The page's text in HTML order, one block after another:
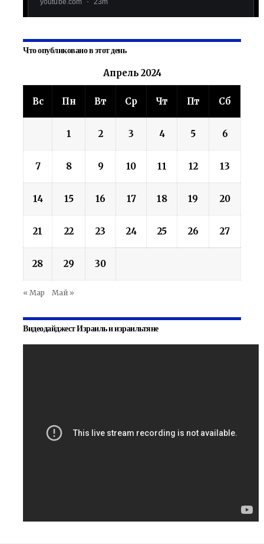
Что опубликовано в этот день
Апрель 2024
Вс Пн Вт Ср Чт Пт Сб
1 2 3 4 5 6
7 8 9 10 11 12 13
14 15 16 17 18 19 20
21 22 23 24 25 26 27
28 29 30
« Мар Май »
Видеодайджест Израиль и израильтяне